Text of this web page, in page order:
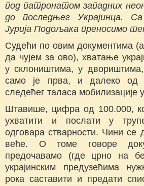
под патронатом западних
до последњег Украјинца.
Јурија Подољака преносимо
Судећи по овим документима
да чујем за ово), хватање
у склоништима, у
само је прва, и далеко од
следећег таласа мобилизације
Штавише, цифра од 100.000,
ухватити и послати у
одговара стварности. Чини се
веће. О томе говоре
предочавамо (где црно на
украјинским предузећима
рока саставити и предати